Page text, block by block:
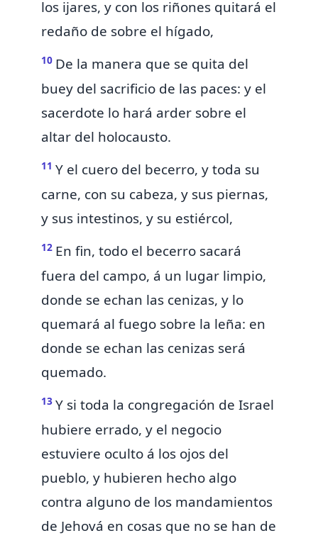
los ijares, y con los riñones quitará el
redaño de sobre el hígado,
10 De la manera que se quita del
buey del sacrificio de las paces: y el
sacerdote lo hará arder sobre el
altar del holocausto.
11 Y el cuero del becerro, y toda su
carne, con su cabeza, y sus piernas,
y sus intestinos, y su estiércol,
12 En fin, todo el becerro sacará
fuera del campo, á un lugar limpio,
donde se echan las cenizas, y lo
quemará al fuego sobre la leña: en
donde se echan las cenizas será
quemado.
13 Y si toda la congregación de Israel
hubiere errado, y el negocio
estuviere oculto á los ojos del
pueblo, y hubieren hecho algo
contra alguno de los mandamientos
de Jehová en cosas que no se han de